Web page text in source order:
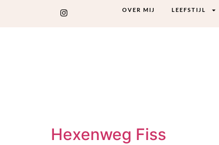
OVER MIJ LEEFSTIJL
Hexenweg Fiss